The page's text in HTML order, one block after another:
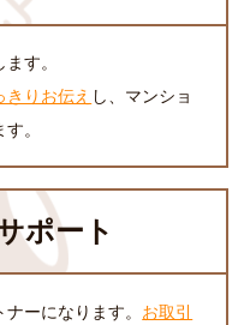
す。
りお伝え し、マンショ
す。
ポート
ーになります。 お取引